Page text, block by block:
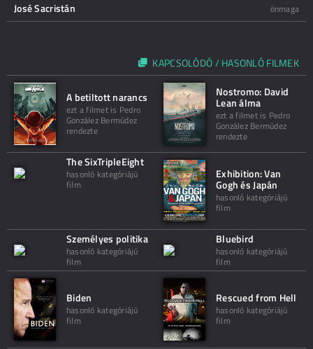
José Sacristán
önmaga
KAPCSOLÓDÓ / HASONLÓ FILMEK
A betiltott narancs
ezt a filmet is Pedro
González Bermúdez
rendezte
Nostromo: David
Lean álma
ezt a filmet is Pedro
González Bermúdez
rendezte
The SixTripleEight
hasonló kategóriájú
film
Exhibition: Van
Gogh és Japán
hasonló kategóriájú
film
Személyes politika
hasonló kategóriájú
film
Bluebird
hasonló kategóriájú
film
Biden
hasonló kategóriájú
film
Rescued from Hell
hasonló kategóriájú
film